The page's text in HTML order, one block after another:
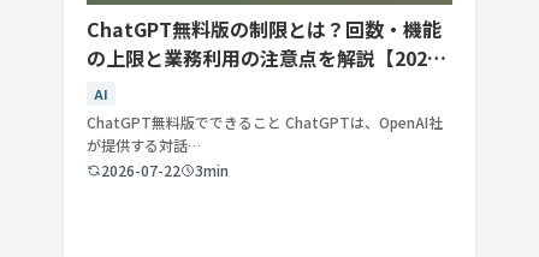
ChatGPT無料版の制限とは？回数・機能
の上限と業務利用の注意点を解説【2026
年最新】
AI
ChatGPT無料版でできること ChatGPTは、OpenAI社
が提供する対話…
2026-07-22
3min